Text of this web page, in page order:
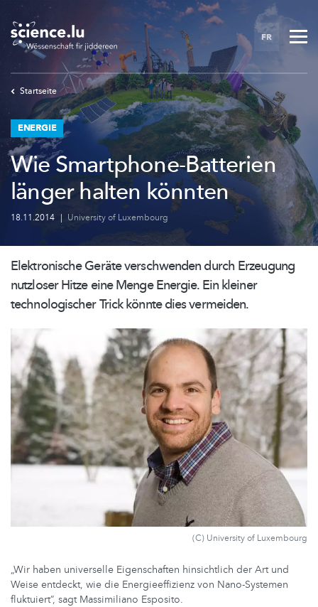
to
main
content
FR
Startseite
ENERGIE
Wie Smartphone-Batterien
länger halten könnten
18.11.2014 | University of Luxembourg
Elektronische Geräte verschwenden durch Erzeugung
nutzloser Hitze eine Menge Energie. Ein kleiner
technologischerTrick könnte dies vermeiden.
(C) University of Luxembourg
„Wir haben universelle Eigenschaften hinsichtlich der Art und
Weise entdeckt, wie die Energieeffizienz von Nano-Systemen
fluktuiert”, sagt Massimiliano Esposito.